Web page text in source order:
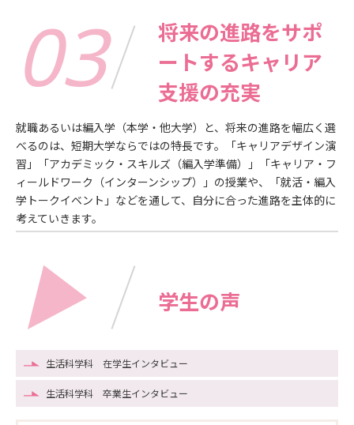
03
将来の進路をサポ
ートするキャリア
支援の充実
就職あるいは編⼊学（本学‧他⼤学）と、将来の進路を幅広く選
べるのは、短期⼤学ならではの特⻑です。「キャリアデザイン演
習」「アカデミック‧スキルズ（編⼊学準備）」「キャリア‧フ
ィールドワーク（インターンシップ）」の授業や、「就活‧編⼊
学トークイベント」などを通して、⾃分に合った進路を主体的に
考えていきます。
▶ 学生の声
生活科学科 在学生インタビュー
生活科学科 卒業生インタビュー